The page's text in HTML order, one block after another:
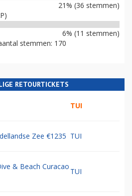
21% (36 stemmen)
6% (11 stemmen)
stemmen: 170
RETOURTICKETS
TUI
Zee €1235 TUI
& Beach Curacao
TUI